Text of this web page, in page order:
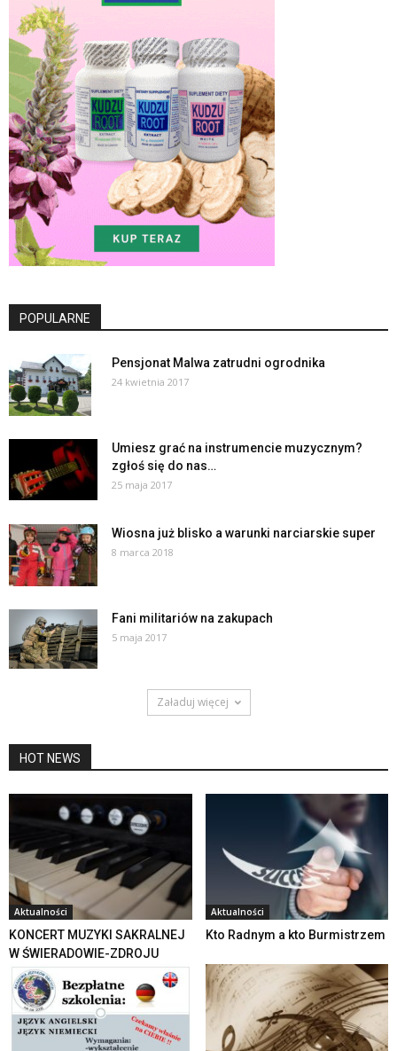
POPULARNE
Pensjonat Malwa zatrudni ogrodnika
24 kwietnia 2017
Umiesz grać na instrumencie muzycznym?
zgłoś się do nas…
25 maja 2017
Wiosna już blisko a warunki narciarskie super
8 marca 2018
Fani militariów na zakupach
5 maja 2017
Załaduj więcej
HOT NEWS
Aktualności
KONCERT MUZYKI SAKRALNEJ
W ŚWIERADOWIE-ZDROJU
Aktualności
Kto Radnym a kto Burmistrzem